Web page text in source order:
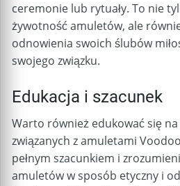
ceremonie lub rytuały. To nie
żywotność amuletów, ale
odnowienia swoich ślubów
swojego związku.
Edukacja i szacunek
Warto również edukować się
związanych z amuletami
pełnym szacunkiem i
amuletów w sposób etyczny i